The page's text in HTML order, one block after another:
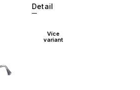
Detail
Více
variant